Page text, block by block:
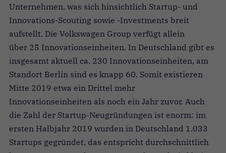
Unternehmen, was sich hinsichtlich Startup- und
Innovations-Scouting sowie -Investments breit
aufstellt. Die Volkswagen Group verfügt allein
über 25 Innovationseinheiten. In Deutschland gibt es
insgesamt aktuell ca. 230 Innovationseinheiten, am
Standort Berlin sind es knapp 60. Somit existieren
Mitte 2019 etwa ein Drittel mehr
Innovationseinheiten als noch ein Jahr zuvor. Auch
die Zahl der Startup-Neugründungen ist enorm: im
ersten Halbjahr 2019 wurden in Deutschland 1.033
Startups gegründet, das entspricht durchschnittlich